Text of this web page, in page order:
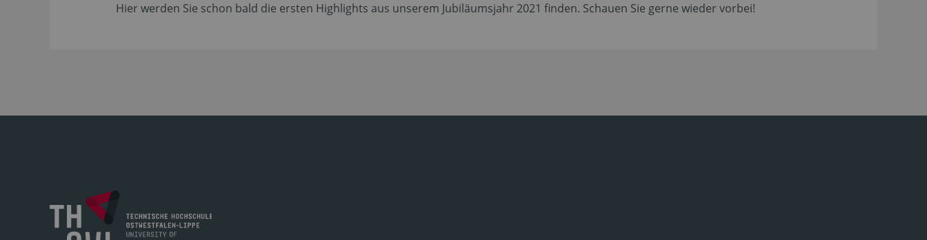
Hier werden Sie schon bald die ersten Highlights aus unserem Jubiläumsjahr 2021 finden. Schauen Sie gerne wieder vorbei!